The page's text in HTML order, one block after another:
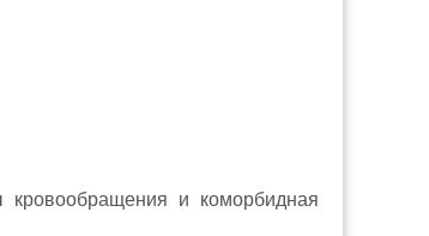
кровообращения и коморбидная